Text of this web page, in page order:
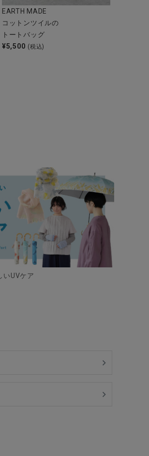
EARTH MADE
コットンツイルの
トートバッグ
¥5,500 (税込)
UVケア